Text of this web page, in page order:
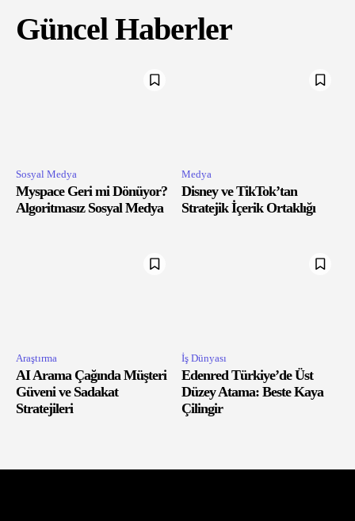
Güncel Haberler
Sosyal Medya
Myspace Geri mi Dönüyor?
Algoritmasız Sosyal Medya
Medya
Disney ve TikTok’tan
Stratejik İçerik Ortaklığı
Araştırma
AI Arama Çağında Müşteri
Güveni ve Sadakat
Stratejileri
İş Dünyası
Edenred Türkiye’de Üst
Düzey Atama: Beste Kaya
Çilingir